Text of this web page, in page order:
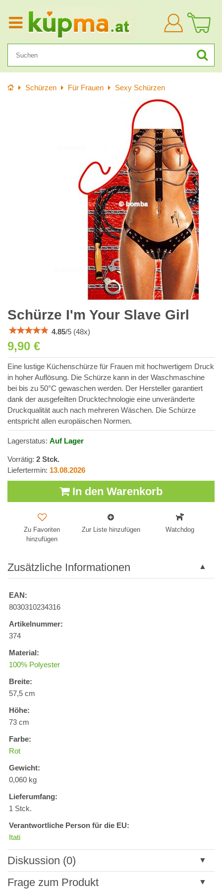
Anmelden
StartseiteSchürzen Für Frauen Sexy Schürzen
Schürze I'm Your Slave Girl
4.85/5 (48x)
9,90 €
Eine lustige Küchenschürze für Frauen mit hochwertigem Druck
in hoher Auflösung. Die Schürze kann in der Waschmaschine
bei bis zu 50°C gewaschen werden. Der Hersteller garantiert
dank der ausgefeilten Drucktechnologie eine unveränderte
Druckqualität auch nach mehreren Wäschen. Die Schürze
entspricht allen europäischen Normen.
Lagerstatus: Auf Lager
Vorrätig: 2 Stck.
Liefertermin: 13.08.2026
In den Warenkorb
Zu Favoriten
hinzufügen
Zur Liste hinzufügen Watchdog
Zusätzliche Informationen
EAN:
8030310234316
Artikelnummer:
374
Material:
100% Polyester
Breite:
57,5 cm
Höhe:
73 cm
Farbe:
Rot
Gewicht:
0,060 kg
Lieferumfang:
1 Stck.
Verantwortliche Person für die EU:
Itati
Diskussion (0)
Neuer Kommentar
Frage zum Produkt